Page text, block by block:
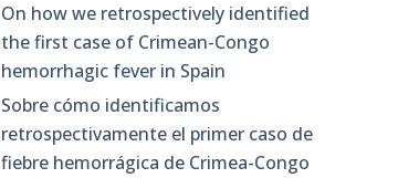
On how we retrospectively identified
the first case of Crimean-Congo
hemorrhagic fever in Spain
Sobre cómo identificamos
retrospectivamente el primer caso de
fiebre hemorrágica de Crimea-Congo